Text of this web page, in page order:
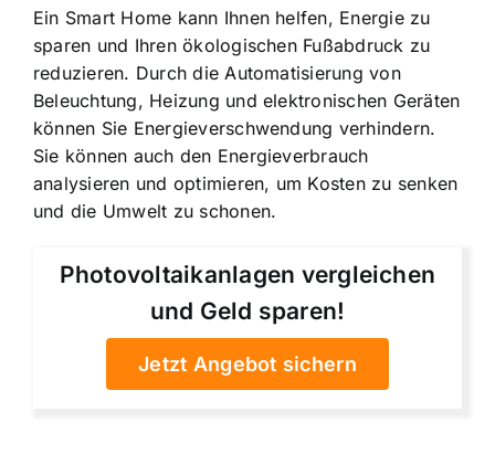
Ein Smart Home kann Ihnen helfen, Energie zu
sparen und Ihren ökologischen Fußabdruck zu
reduzieren. Durch die Automatisierung von
Beleuchtung, Heizung und elektronischen Geräten
können Sie Energieverschwendung verhindern.
Sie können auch den Energieverbrauch
analysieren und optimieren, um Kosten zu senken
und die Umwelt zu schonen.
Photovoltaikanlagen vergleichen
und Geld sparen!
Jetzt Angebot sichern